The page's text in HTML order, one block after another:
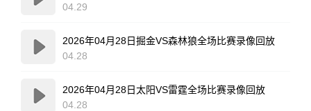
04.29
2026年04月28日掘金VS森林狼全场比赛录像回放
04.28
2026年04月28日太阳VS雷霆全场比赛录像回放
04.28